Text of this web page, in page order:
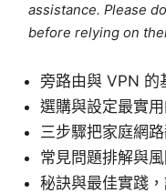
assistance. Please
before relying on
旁路由與 VPN 的
選購與設定最實
三步驟把家庭網
常見問題排解與
秘訣與最佳實踐